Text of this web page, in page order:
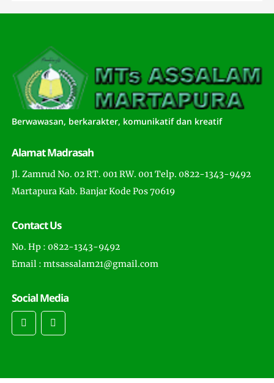
Berwawasan, berkarakter, komunikatif dan kreatif
Alamat Madrasah
Jl. Zamrud No. 02 RT. 001 RW. 001 Telp. 0822-1343-9492
Martapura Kab. Banjar Kode Pos 70619
Contact Us
No. Hp : 0822-1343-9492
Email : mtsassalam21@gmail.com
Social Media